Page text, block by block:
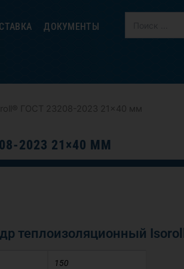
ДОКУМЕНТЫ
ГОСТ 23208-2023 21×40 мм
2023 21×40 ММ
теплоизоляционный
150